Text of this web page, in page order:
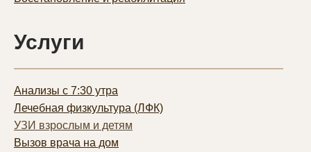
Услуги
Анализы с 7:30 утра
Лечебная физкультура (ЛФК)
УЗИ взрослым и детям
Вызов врача на дом